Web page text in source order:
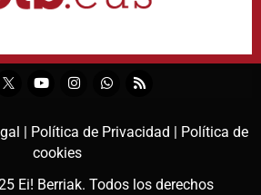
| Política de Privacidad | Política de
cookies
Ei! Berriak. Todos los derechos